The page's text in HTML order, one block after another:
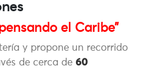
el Caribe”
y propone un recorrido
de cerca de 60